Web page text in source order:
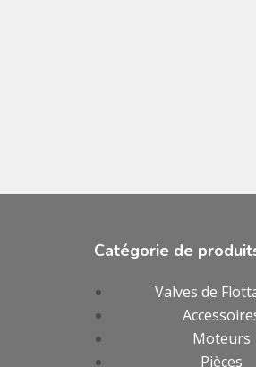
Catégorie de
Valves de
Moteurs
Pièces